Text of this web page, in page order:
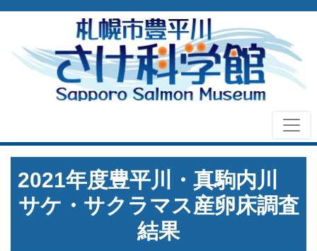
2021年度豊平川・真駒内川
サケ・サクラマス産卵床調査
結果